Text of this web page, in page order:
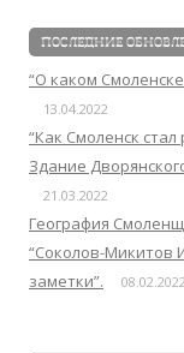
ПОСЛЕДНИЕ
“О каком
13.04.2022
“Как Смоленск стал
Здание
21.03.2022
География
“Соколов-Микитов
заметки”.
08.02.2022